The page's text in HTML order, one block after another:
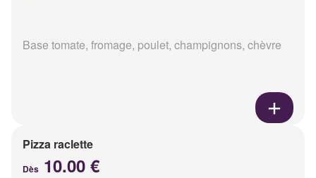
Base tomate, fromage, poulet, champignons, chèvre
Pizza raclette
Dès 10.00 €